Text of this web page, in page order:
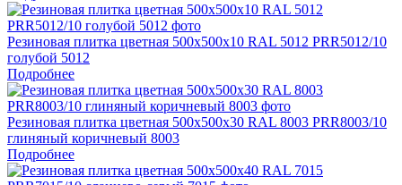
Резиновая плитка цветная 500х500х10 RAL 5012 PRR5012/10
голубой 5012
Подробнее
Резиновая плитка цветная 500х500х30 RAL 8003 PRR8003/10
глиняный коричневый 8003
Подробнее